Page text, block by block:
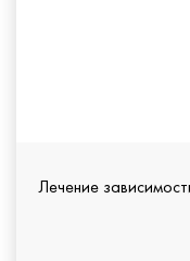
Лечение